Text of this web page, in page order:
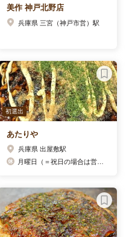
美作 神戸北野店
兵庫県 三宮（神戸市営）駅
初選出
あたりや
兵庫県 出屋敷駅